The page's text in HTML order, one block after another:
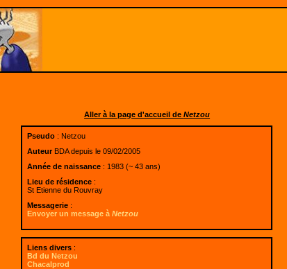
Aller à la page d'accueil deNetzou
Pseudo: Netzou
AuteurBDA depuis le 09/02/2005
Année de naissance: 1983 (~ 43 ans)
Lieu de résidence:
St Etienne du Rouvray
Messagerie:
Envoyer un message à Netzou
Liens divers:
Bd du Netzou
Chacalprod